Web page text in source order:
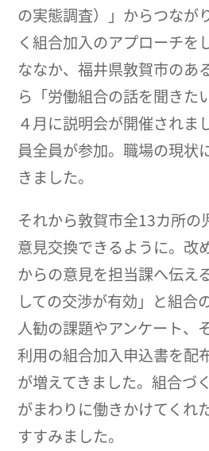
の実態調査）」からつなが
く組合加入のアプローチを
ななか、福井県敦賀市のあ
ら「労働組合の話を聞きた
４月に説明会が開催されま
員全員が参加。職場の現状
きました。
それから敦賀市全13カ所の
意見交換できるように。改
からの意見を担当課へ伝え
しての交渉が有効」と組合
人勧の課題やアンケート、
利用の組合加入申込書を配
が増えてきました。組合づ
がまわりに働きかけてくれ
すすみました。